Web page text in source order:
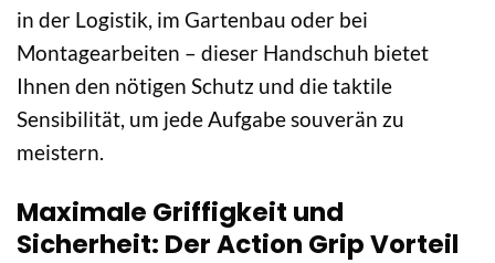
in der Logistik, im Gartenbau oder bei
Montagearbeiten – dieser Handschuh bietet
Ihnen den nötigen Schutz und die taktile
Sensibilität, um jede Aufgabe souverän zu
meistern.
Maximale Griffigkeit und
Sicherheit: Der Action Grip Vorteil